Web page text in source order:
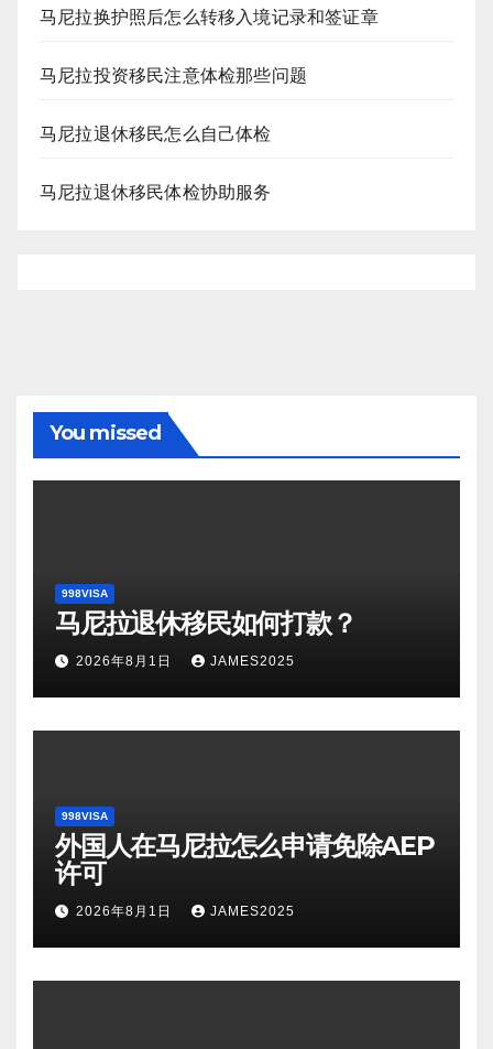
马尼拉换护照后怎么转移入境记录和签证章
马尼拉投资移民注意体检那些问题
马尼拉退休移民怎么自己体检
马尼拉退休移民体检协助服务
You missed
998VISA
马尼拉退休移民如何打款？
2026年8月1日 JAMES2025
998VISA
外国人在马尼拉怎么申请免除AEP
许可
2026年8月1日 JAMES2025